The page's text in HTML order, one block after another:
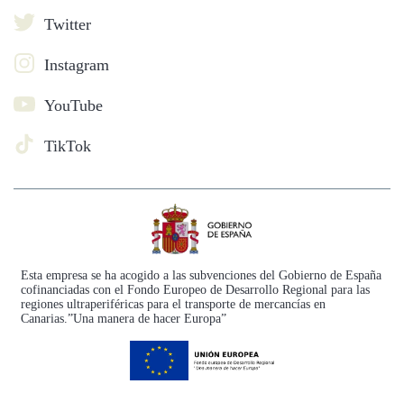
Twitter
Instagram
YouTube
TikTok
Esta empresa se ha acogido a las subvenciones del Gobierno de España
cofinanciadas con el Fondo Europeo de Desarrollo Regional para las
regiones ultraperiféricas para el transporte de mercancías en
Canarias.”Una manera de hacer Europa”